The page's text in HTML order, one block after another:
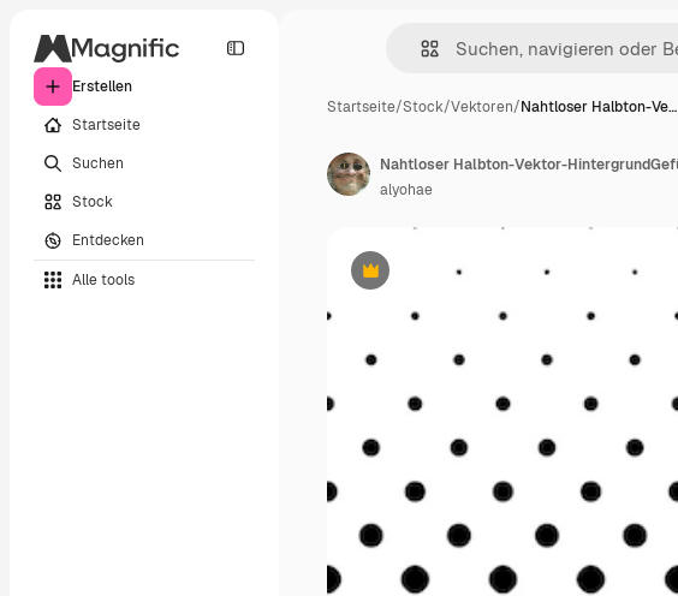
Erstellen
Startseite
Suchen
Stock
Entdecken
Alle tools
Startseite/Stock/Vektoren/Nahtloser Halbton-Ve…
Premium
alyohae